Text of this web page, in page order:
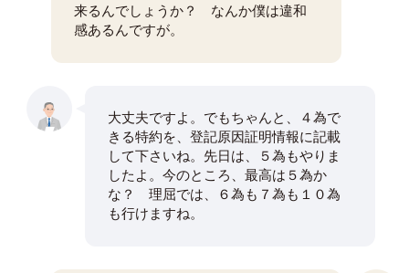
来るんでしょうか？ なんか僕は違和
感あるんですが。
大丈夫ですよ。でもちゃんと、４為で
きる特約を、登記原因証明情報に記載
して下さいね。先日は、５為もやりま
したよ。今のところ、最高は５為か
な？ 理屈では、６為も７為も１０為
も行けますね。